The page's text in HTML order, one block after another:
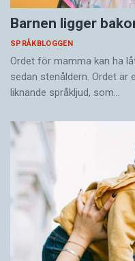
Barnen ligger
SPRÅKBLOGGEN
Ordet för mamma kan ha
sedan stenåldern. Ordet är
liknande språkljud, som…